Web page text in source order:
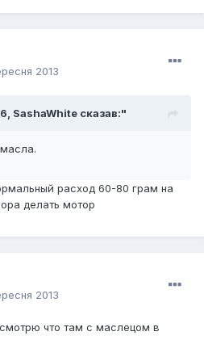
2013
SashaWhite сказав:"
расход 60-80 грам на
делать мотор
2013
что там с маслецом в